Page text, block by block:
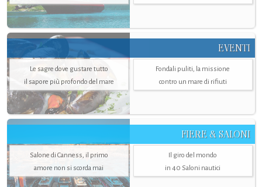
EVENTI
Le sagre dove gustare tutto
il sapore più profondo del mare
Fondali puliti, la missione
contro un mare di rifiuti
FIERE & SALONI
Salone di Canness, il primo
amore non si scorda mai
Il giro del mondo
in 40 Saloni nautici